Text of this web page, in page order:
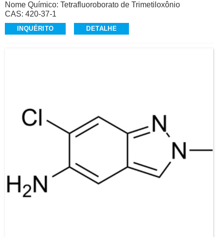
Nome Químico: Tetrafluoroborato de Trimetiloxônio
CAS: 420-37-1
Pureza: >98,0% (HPLC)
Aparência: pó ou cristais brancos a esbranquiçados
INQUÉRITO DETALHE